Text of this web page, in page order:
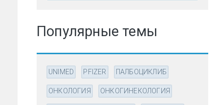
Популярные темы
UNIMED PFIZER ПАЛБОЦИКЛИБ
ОНКОЛОГИЯ ОНКОГИНЕКОЛОГИЯ